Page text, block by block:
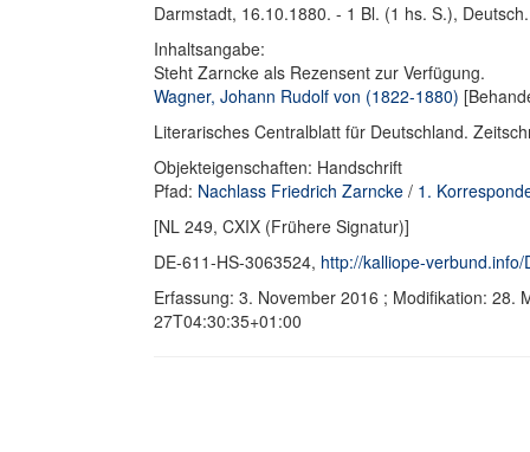
Darmstadt, 16.10.1880. - 1 Bl. (1 hs. S.),
Inhaltsangabe:
Steht Zarncke als Rezensent zur Verfügung.
Wagner, Johann Rudolf von (1822-1880)
Literarisches Centralblatt für Deutschland.
Objekteigenschaften: Handschrift
Pfad: Nachlass Friedrich Zarncke / 1.
[NL 249, CXIX (Frühere Signatur)]
DE-611-HS-3063524, http://kalliope-
Erfassung: 3. November 2016 ; Modifikation: 28.
27T04:30:35+01:00